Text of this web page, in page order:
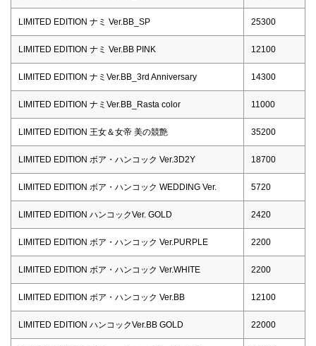
LIMITED EDITION ナミ Ver.BB_SP 25300
LIMITED EDITION ナミ Ver.BB PINK 12100
LIMITED EDITION ナミVer.BB_3rd Anniversary 14300
LIMITED EDITION ナミVer.BB_Rasta color 11000
LIMITED EDITION 王女＆女帝 美の競艶 35200
LIMITED EDITION ボア・ハンコック Ver.3D2Y 18700
LIMITED EDITION ボア・ハンコック WEDDING Ver. 5720
LIMITED EDITION ハンコックVer. GOLD 2420
LIMITED EDITION ボア・ハンコック Ver.PURPLE 2200
LIMITED EDITION ボア・ハンコック Ver.WHITE 2200
LIMITED EDITION ボア・ハンコック Ver.BB 12100
LIMITED EDITION ハンコックVer.BB GOLD 22000